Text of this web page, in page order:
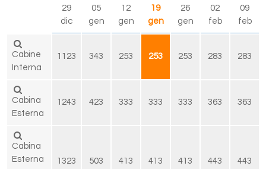
29
dic
05
gen
12
gen
19
gen
26
gen
02
feb
09
feb
Cabine
Interna
1123 343 253 253 253 283 283
Cabina
Esterna
1243 423 333 333 333 363 363
Cabina
Esterna
1323 503 413 413 413 443 443